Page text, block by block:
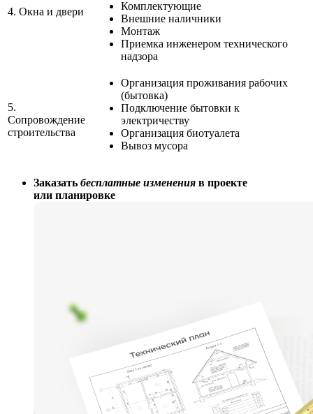
4. Окна и двери
Комплектующие
Внешние наличники
Монтаж
Приемка инженером технического
надзора
5.
Сопровождение
строительства
Организация проживания рабочих
(бытовка)
Подключение бытовки к
электричеству
Организация биотуалета
Вывоз мусора
Заказать бесплатные изменения в проекте
или планировке